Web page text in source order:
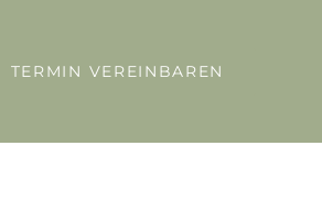
TERMIN VEREINBAREN